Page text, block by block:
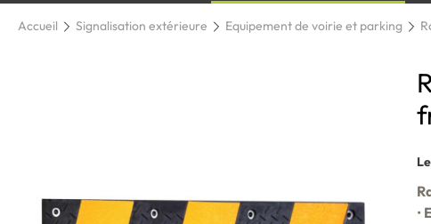
Accueil Signalisation extérieure Equipement de voirie et parking
•